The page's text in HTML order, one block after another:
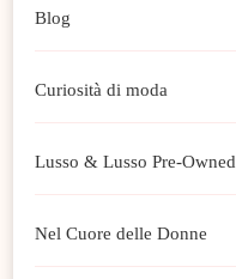
Blog
Curiosità di moda
Lusso & Lusso Pre-Owned
Nel Cuore delle Donne